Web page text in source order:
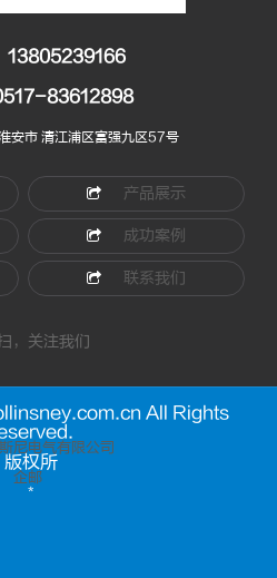
13805239166
83612898
安市 清江浦区富强九区57号
产品展示
成功案例
联系我们
，关注我们
All Rights
尼电气有限公司
版权所
企邮
*